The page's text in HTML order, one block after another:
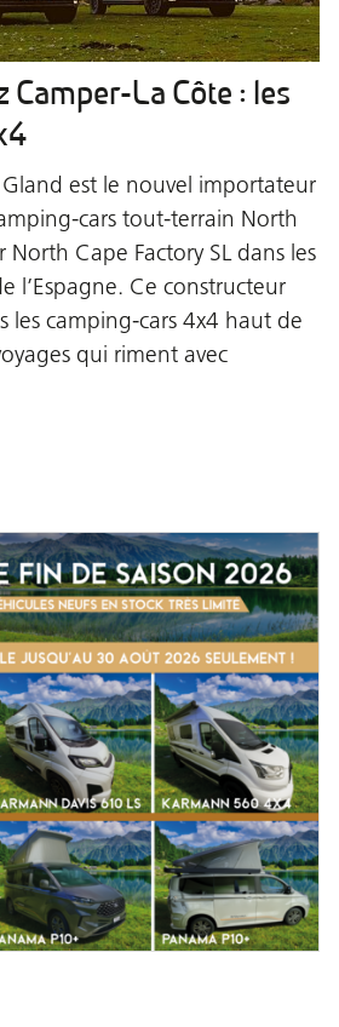
Camper-La Côte : les
est le nouvel importateur
cars tout-terrain North
Cape Factory SL dans les
l’Espagne. Ce constructeur
les camping-cars 4x4 haut de
qui riment avec